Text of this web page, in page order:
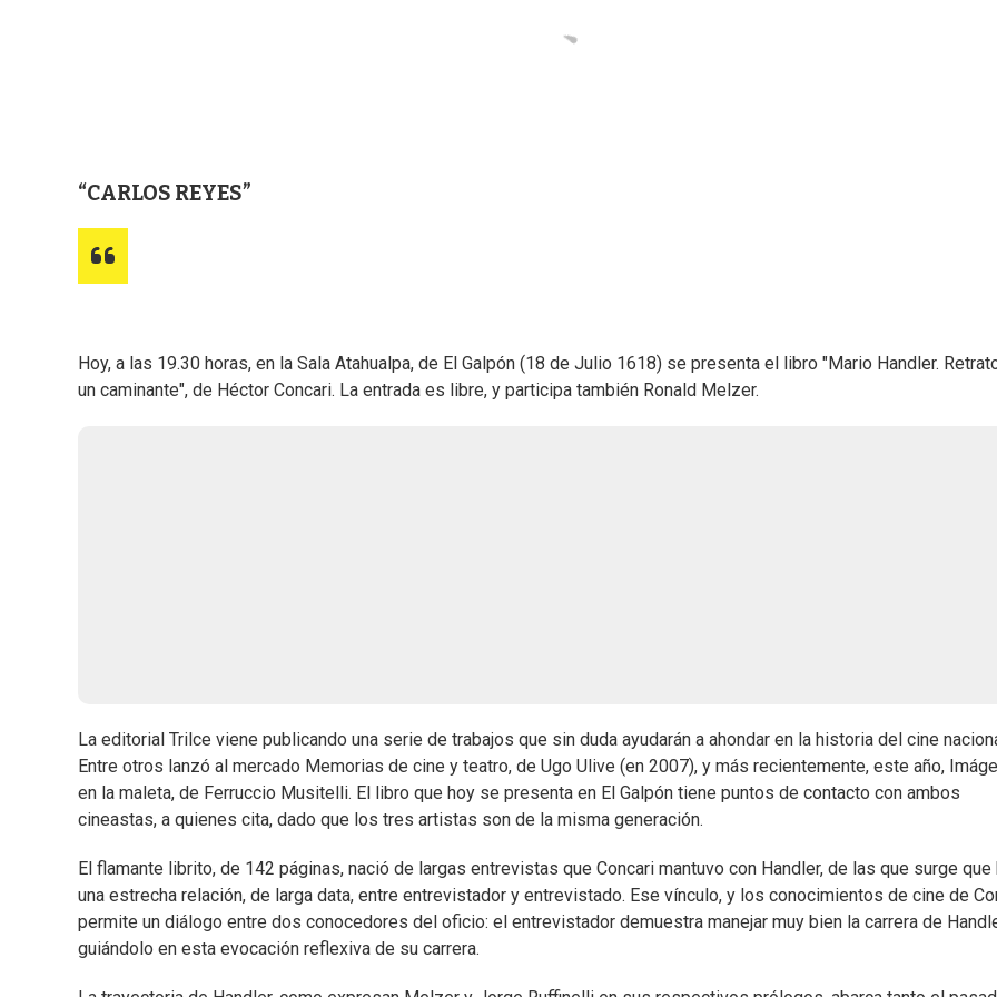
CARLOS REYES
Hoy, a las 19.30 horas, en la Sala Atahualpa, de El Galpón (18 de Julio 1618) se presenta el libro "Mario Handler.
un caminante", de Héctor Concari. La entrada es libre, y participa también Ronald Melzer.
La editorial Trilce viene publicando una serie de trabajos que sin duda ayudarán a ahondar en la historia del cine
Entre otros lanzó al mercado Memorias de cine y teatro, de Ugo Ulive (en 2007), y más recientemente, este año,
en la maleta, de Ferruccio Musitelli. El libro que hoy se presenta en El Galpón tiene puntos de contacto con ambos
cineastas, a quienes cita, dado que los tres artistas son de la misma generación.
El flamante librito, de 142 páginas, nació de largas entrevistas que Concari mantuvo con Handler, de las que surge que
una estrecha relación, de larga data, entre entrevistador y entrevistado. Ese vínculo, y los conocimientos de cine de
permite un diálogo entre dos conocedores del oficio: el entrevistador demuestra manejar muy bien la carrera de
guiándolo en esta evocación reflexiva de su carrera.